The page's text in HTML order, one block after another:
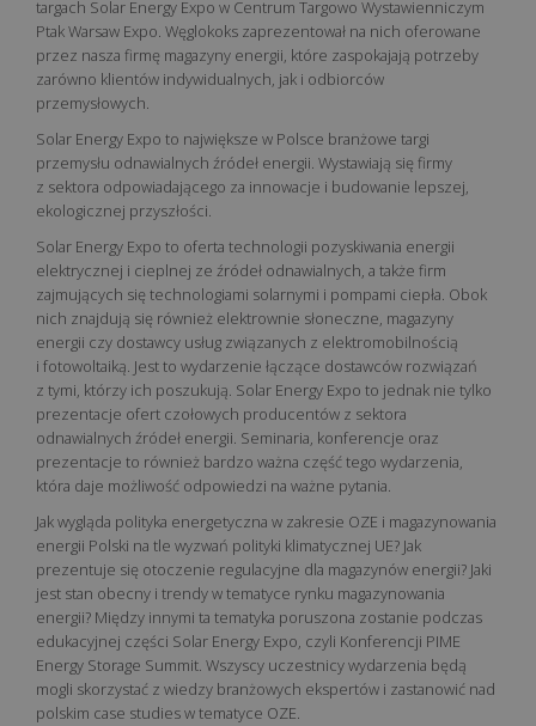
targach Solar Energy Expo w Centrum Targowo Wystawienniczym
Ptak Warsaw Expo. Węglokoks zaprezentował na nich oferowane
przez nasza firmę magazyny energii, które zaspokajają potrzeby
zarówno klientów indywidualnych, jak i odbiorców
przemysłowych.
Solar Energy Expo to największe w Polsce branżowe targi
przemysłu odnawialnych źródeł energii. Wystawiają się firmy
z sektora odpowiadającego za innowacje i budowanie lepszej,
ekologicznej przyszłości.
Solar Energy Expo to oferta technologii pozyskiwania energii
elektrycznej i cieplnej ze źródeł odnawialnych, a także firm
zajmujących się technologiami solarnymi i pompami ciepła. Obok
nich znajdują się również elektrownie słoneczne, magazyny
energii czy dostawcy usług związanych z elektromobilnością
i fotowoltaiką. Jest to wydarzenie łączące dostawców rozwiązań
z tymi, którzy ich poszukują. Solar Energy Expo to jednak nie tylko
prezentacje ofert czołowych producentów z sektora
odnawialnych źródeł energii. Seminaria, konferencje oraz
prezentacje to również bardzo ważna część tego wydarzenia,
która daje możliwość odpowiedzi na ważne pytania.
Jak wygląda polityka energetyczna w zakresie OZE i magazynowania
energii Polski na tle wyzwań polityki klimatycznej UE? Jak
prezentuje się otoczenie regulacyjne dla magazynów energii? Jaki
jest stan obecny i trendy w tematyce rynku magazynowania
energii? Między innymi ta tematyka poruszona zostanie podczas
edukacyjnej części Solar Energy Expo, czyli Konferencji PIME
Energy Storage Summit. Wszyscy uczestnicy wydarzenia będą
mogli skorzystać z wiedzy branżowych ekspertów i zastanowić nad
polskim case studies w tematyce OZE.